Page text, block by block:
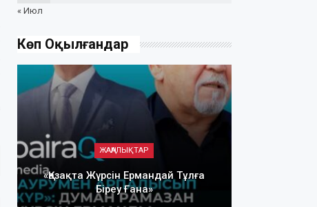
« Июл
Көп Оқылғандар
ЖАҢАЛЫҚТАР
«Қазақта Жүрсін Ермандай Тұлға
Біреу Ғана»